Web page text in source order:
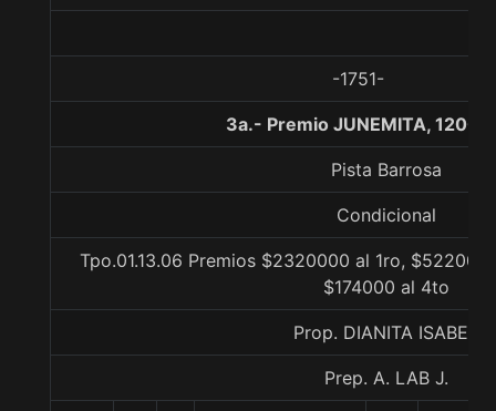
-1751-
3a.- Premio JUNEMITA, 1200
Pista Barrosa
Condicional
Tpo.01.13.06 Premios $2320000 al 1ro,
$174000 al 4to
Prop. DIANITA ISABEL
Prep. A. LAB J.